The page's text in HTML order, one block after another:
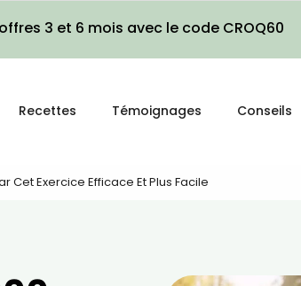
3 et 6 mois avec le code CROQ60
Recettes Témoignages Conseils
Cet Exercice Efficace Et Plus Facile